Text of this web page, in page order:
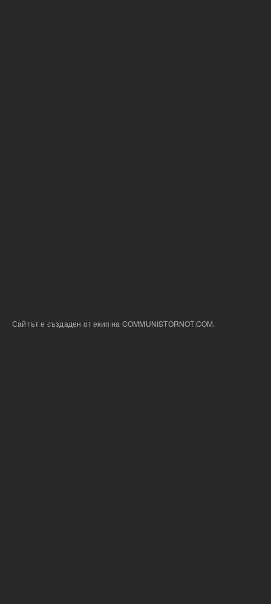
Сайтът е създаден от екип на COMMUNISTORNOT.COM.